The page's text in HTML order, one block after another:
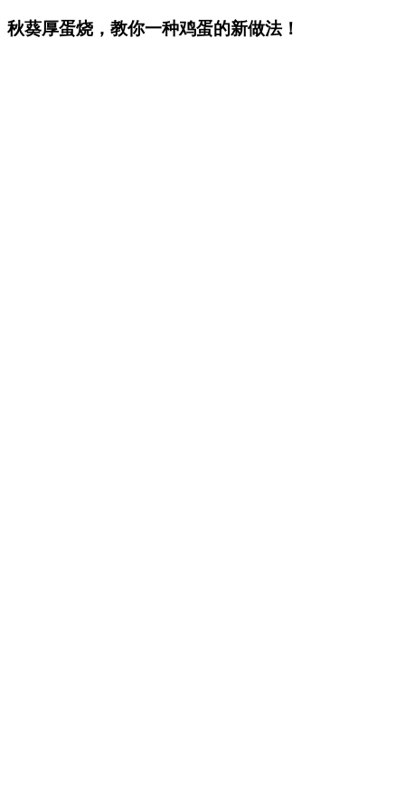
秋葵厚蛋烧，教你一种鸡蛋的新做法！